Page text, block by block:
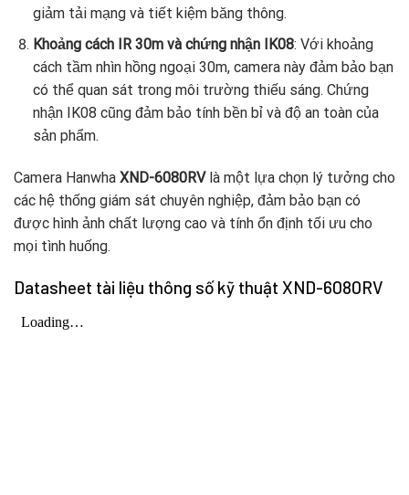
giảm tải mạng và tiết kiệm băng thông.
Khoảng cách IR 30m và chứng nhận IK08: Với khoảng
cách tầm nhìn hồng ngoại 30m, camera này đảm bảo bạn
có thể quan sát trong môi trường thiếu sáng. Chứng
nhận IK08 cũng đảm bảo tính bền bỉ và độ an toàn của
sản phẩm.
Camera Hanwha XND-6080RVlà một lựa chọn lý tưởng cho
các hệ thống giám sát chuyên nghiệp, đảm bảo bạn có
được hình ảnh chất lượng cao và tính ổn định tối ưu cho
mọi tình huống.
Datasheet tài liệu thông số kỹ thuật XND-6080RV